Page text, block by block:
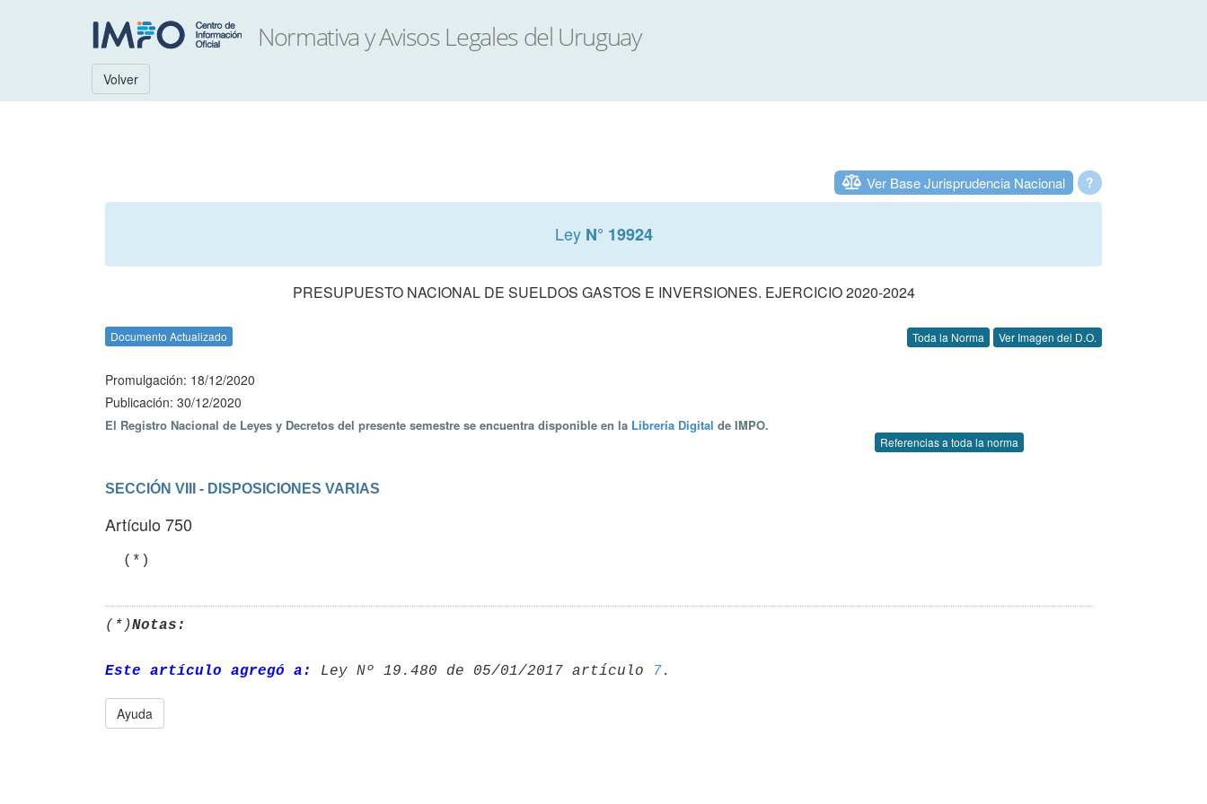
Volver
?
Ver Base Jurisprudencia Nacional
Ley N° 19924
PRESUPUESTO NACIONAL DE SUELDOS GASTOS E INVERSIONES. EJERCICIO 2020-2024
Documento Actualizado Toda la Norma Ver Imagen del D.O.
Promulgación: 18/12/2020
Publicación: 30/12/2020
El Registro Nacional de Leyes y Decretos del presente semestre se encuentra disponible en la Librería Digital de IMPO.
Referencias a toda la norma
SECCIÓN VIII - DISPOSICIONES VARIAS
Artículo 750
(*)Notas:
Este artículo agregó a: Ley Nº 19.480 de 05/01/2017 artículo 7
Ayuda